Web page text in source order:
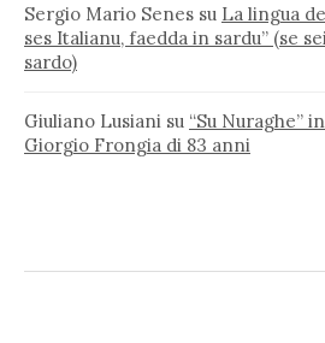
Sergio Mario Senes su La lingua
ses Italianu, faedda in sardu” (se
sardo)
Giuliano Lusiani su “Su Nuraghe”
Giorgio Frongia di 83 anni